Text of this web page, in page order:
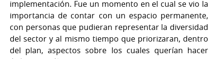
implementación. Fue un momento en el cual se vio la
importancia de contar con un espacio permanente,
con personas que pudieran representar la diversidad
del sector y al mismo tiempo que priorizaran, dentro
del plan, aspectos sobre los cuales querían hacer